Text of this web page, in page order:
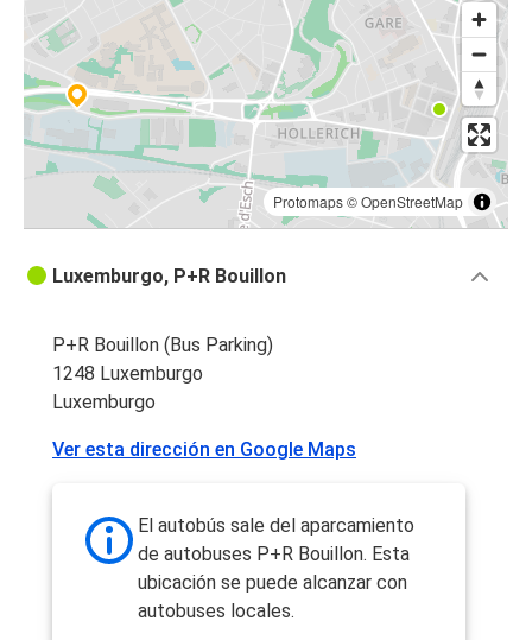
Protomaps©OpenStreetMap
Luxemburgo, P+R Bouillon
P+R Bouillon (Bus Parking)
1248 Luxemburgo
Luxemburgo
Ver esta dirección en Google Maps
El autobús sale del aparcamiento
de autobuses P+R Bouillon. Esta
ubicación se puede alcanzar con
autobuses locales.